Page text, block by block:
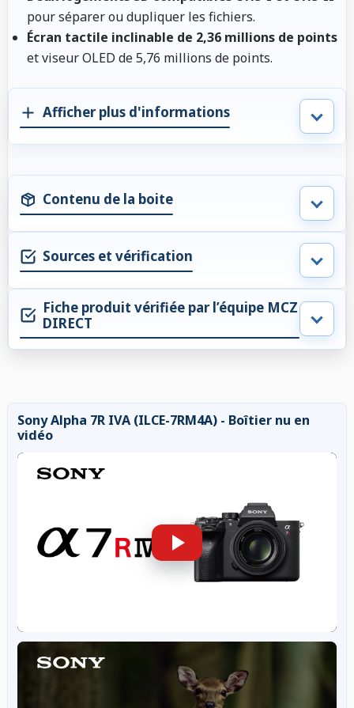
pour séparer ou dupliquer les fichiers.
Écran tactile inclinable de 2,36 millions de points
et viseur OLED de 5,76 millions de points.
Afficher plus d'informations
Contenu de la boite
Sources et vérification
Fiche produit vérifiée par l’équipe MCZ
DIRECT
Sony Alpha 7R IVA (ILCE-7RM4A) - Boîtier nu en
vidéo